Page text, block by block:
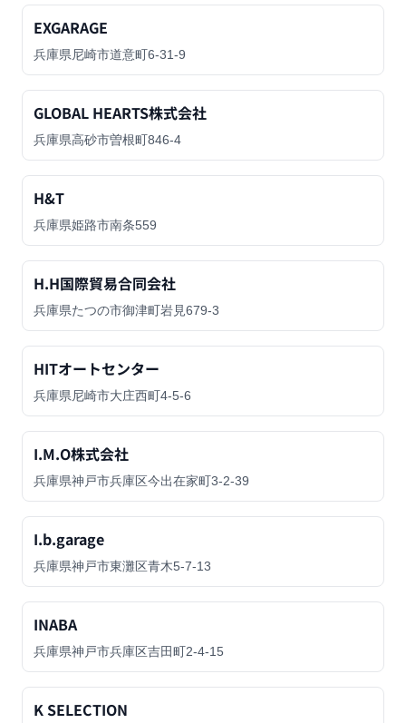
EXGARAGE
兵庫県尼崎市道意町6-31-9
GLOBAL HEARTS株式会社
兵庫県高砂市曽根町846-4
H&T
兵庫県姫路市南条559
H.H国際貿易合同会社
兵庫県たつの市御津町岩見679-3
HITオートセンター
兵庫県尼崎市大庄西町4-5-6
I.M.O株式会社
兵庫県神戸市兵庫区今出在家町3-2-39
I.b.garage
兵庫県神戸市東灘区青木5-7-13
INABA
兵庫県神戸市兵庫区吉田町2-4-15
K SELECTION